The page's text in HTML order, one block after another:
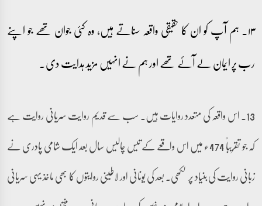
۱۳۔ ہم آپ کو ان کا حقیقی واقعہ سناتے ہیں، وہ کئی جوان تھے جو اپنے
رب پر ایمان لے آئے تھے اور ہم نے انہیں مزید ہدایت دی۔
13۔ اس واقعہ کی متعدد روایات ہیں۔ سب سے قدیم روایت سریانی روایت ہے
کہ جو تقریباً 474ء میں اس واقعے کے تیس چالیس سال بعد ایک شامی پادری نے
زبانی روایت کی بنیاد پر لکھی۔ بعد کی یونانی اور لاطینی روایتوں کا بھی ماخذ یہی سریانی